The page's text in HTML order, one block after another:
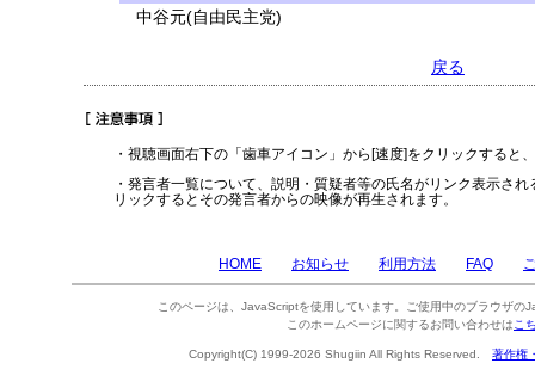
中谷元(自由民主党)
戻る
・視聴画面右下の「歯車アイコン」から[速度]をクリックすると
・発言者一覧について、説明・質疑者等の氏名がリンク表示さ
リックするとその発言者からの映像が再生されます。
HOME お知らせ 利用方法 FAQ
このページは、JavaScriptを使用しています。ご使用中のブラウザの
このホームページに関するお問い合わせは こ
Copyright(C) 1999-2026 Shugiin All Rights Reserved. 著作権